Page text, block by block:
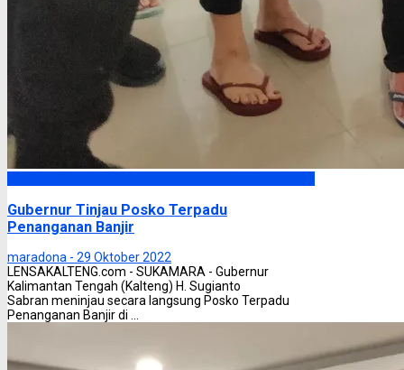
Gubernur Tinjau Posko Terpadu
Penanganan Banjir
maradona - 29 Oktober 2022
LENSAKALTENG.com - SUKAMARA - Gubernur
Kalimantan Tengah (Kalteng) H. Sugianto
Sabran meninjau secara langsung Posko Terpadu
Penanganan Banjir di ...